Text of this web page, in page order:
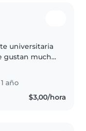
universitaria
gustan mucho
y hacer tareas..
año
$3,00/hora